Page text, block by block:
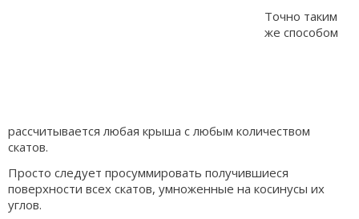
Точно таким
же способом
рассчитывается любая крыша с любым количеством
скатов.
Просто следует просуммировать получившиеся
поверхности всех скатов, умноженные на косинусы их
углов.